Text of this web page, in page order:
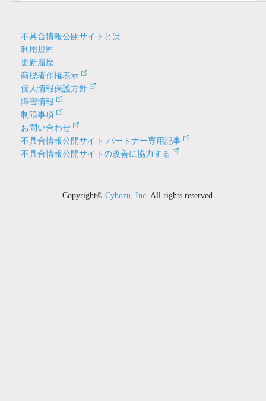
不具合情報公開サイトとは
利用規約
更新履歴
商標著作権表示
個人情報保護方針
障害情報
制限事項
お問い合わせ
不具合情報公開サイト パートナー専用記事
不具合情報公開サイトの改善に協力する
Copyright©Cybozu, Inc. All rights reserved.